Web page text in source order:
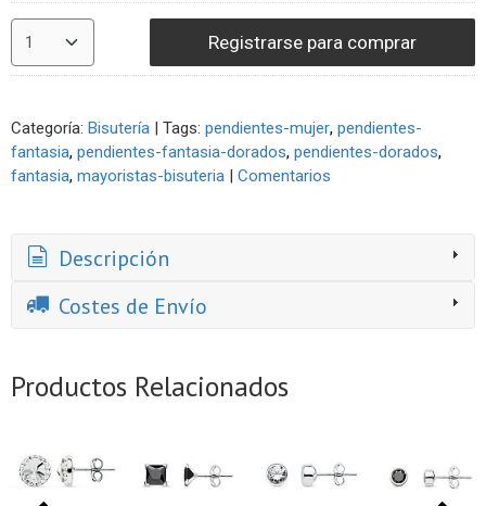
Registrarse para comprar
Categoría: Bisutería | Tags: pendientes-mujer pendientes-
fantasia pendientes-fantasia-dorados pendientes-dorados
fantasia mayoristas-bisuteria | Comentarios
Descripción
Costes de Envío
Productos Relacionados